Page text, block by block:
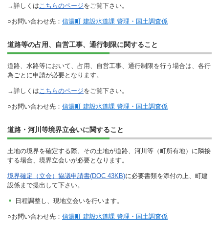
→詳しくは こちらのページをご覧下さい。
○お問い合わせ先： 信濃町 建設水道課 管理・国土調査係
道路等の占用、自営工事、通行制限に関すること
道路、水路等において、占用、自営工事、通行制限を行う場合は、各行
為ごとに申請が必要となります。
→詳しくは こちらのページをご覧下さい。
○お問い合わせ先： 信濃町 建設水道課 管理・国土調査係
道路・河川等境界立会いに関すること
土地の境界を確定する際、その土地が道路、河川等（町所有地）に隣接
する場合、境界立会いが必要となります。
境界確定（立会）協議申請書(DOC 43KB)に必要書類を添付の上、町建
設係まで提出して下さい。
日程調整し、現地立会いを行います。
○お問い合わせ先： 信濃町 建設水道課 管理・国土調査係